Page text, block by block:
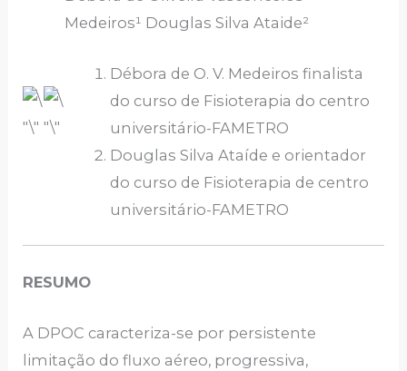
Medeiros¹ Douglas Silva Ataide²
Débora de O. V. Medeiros finalista
do curso de Fisioterapia do centro
universitário-FAMETRO
Douglas Silva Ataíde e orientador
do curso de Fisioterapia de centro
universitário-FAMETRO
RESUMO
A DPOC caracteriza-se por persistente
limitação do fluxo aéreo, progressiva,